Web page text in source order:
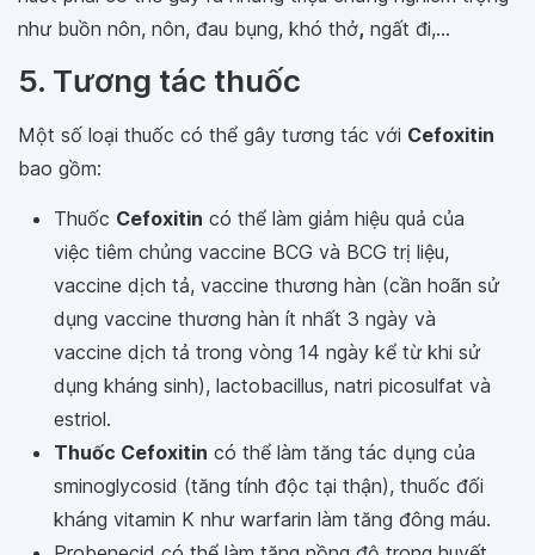
như buồn nôn, nôn, đau bụng, khó thở, ngất đi,...
5. Tương tác thuốc
Một số loại thuốc có thể gây tương tác với Cefoxitin
bao gồm:
Thuốc Cefoxitin có thể làm giảm hiệu quả của
việc tiêm chủng vaccine BCG và BCG trị liệu,
vaccine dịch tả, vaccine thương hàn (cần hoãn sử
dụng vaccine thương hàn ít nhất 3 ngày và
vaccine dịch tả trong vòng 14 ngày kể từ khi sử
dụng kháng sinh), lactobacillus, natri picosulfat và
estriol.
Thuốc Cefoxitin có thể làm tăng tác dụng của
sminoglycosid (tăng tính độc tại thận), thuốc đối
kháng vitamin K như warfarin làm tăng đông máu.